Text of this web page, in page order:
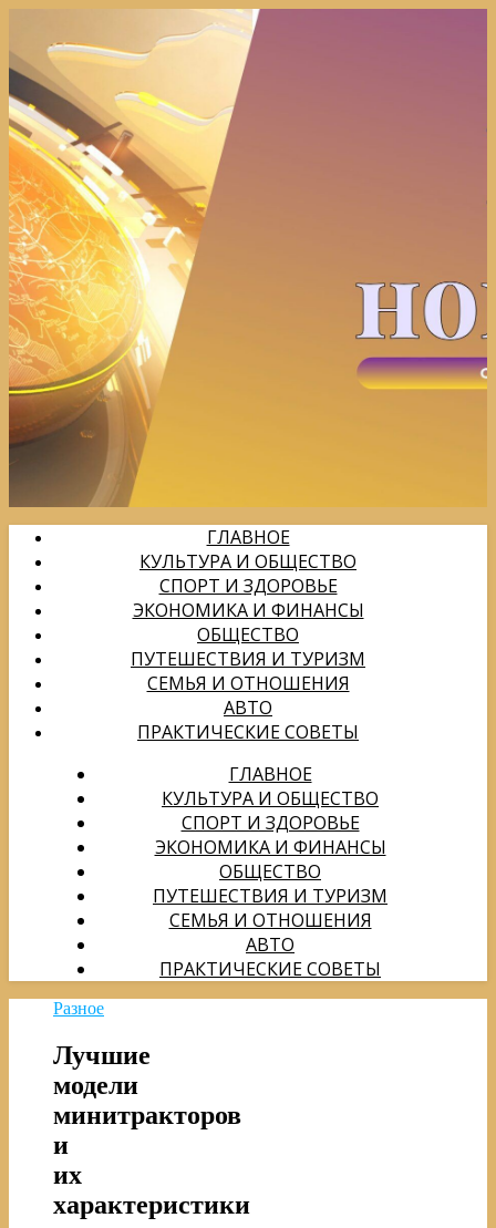
ГЛАВНОЕ
КУЛЬТУРА И ОБЩЕСТВО
СПОРТ И ЗДОРОВЬЕ
ЭКОНОМИКА И ФИНАНСЫ
ОБЩЕСТВО
ПУТЕШЕСТВИЯ И ТУРИЗМ
СЕМЬЯ И ОТНОШЕНИЯ
АВТО
ПРАКТИЧЕСКИЕ СОВЕТЫ
ГЛАВНОЕ
КУЛЬТУРА И ОБЩЕСТВО
СПОРТ И ЗДОРОВЬЕ
ЭКОНОМИКА И ФИНАНСЫ
ОБЩЕСТВО
ПУТЕШЕСТВИЯ И ТУРИЗМ
СЕМЬЯ И ОТНОШЕНИЯ
АВТО
ПРАКТИЧЕСКИЕ СОВЕТЫ
Разное
Лучшие
модели
минитракторов
и
их
характеристики